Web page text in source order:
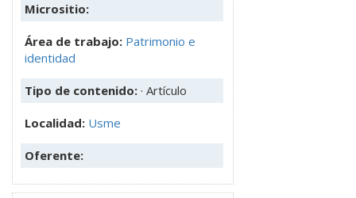
Micrositio:
Área de trabajo: Patrimonio e
identidad
Tipo de contenido: · Artículo
Localidad: Usme
Oferente: